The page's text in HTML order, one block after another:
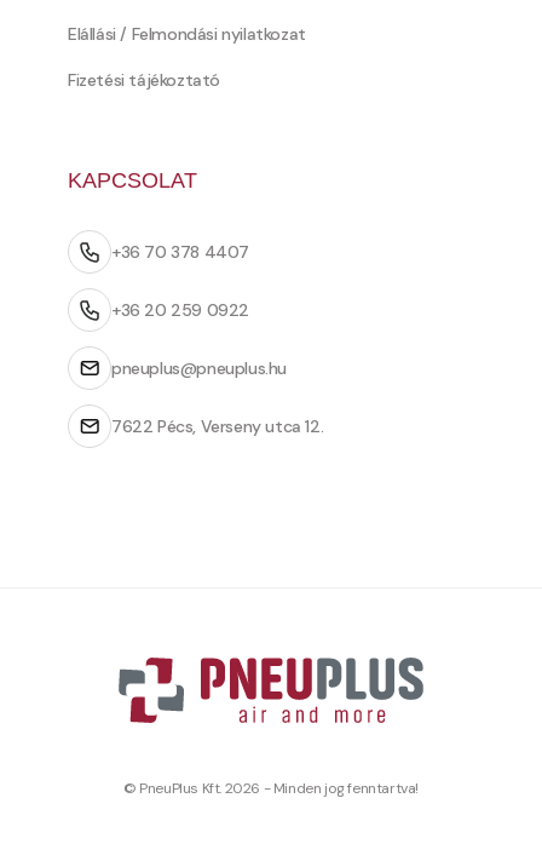
Elállási / Felmondási nyilatkozat
Fizetési tájékoztató
KAPCSOLAT
+36 70 378 4407
+36 20 259 0922
pneuplus@pneuplus.hu
7622 Pécs, Verseny utca 12.
© PneuPlus Kft. 2026 - Minden jog fenntartva!